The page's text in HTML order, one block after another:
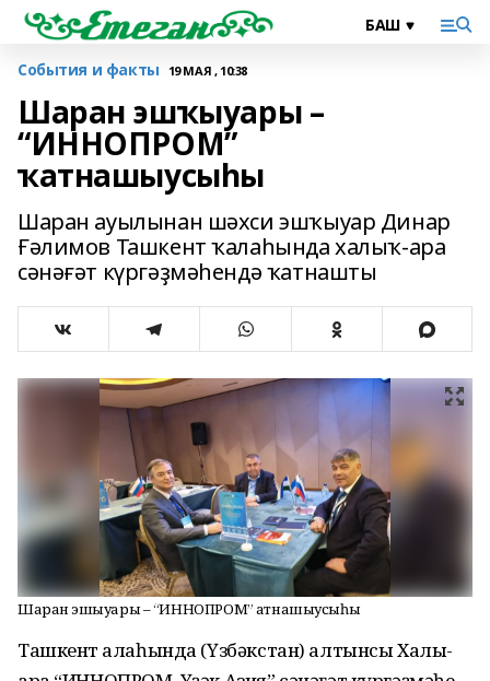
События и факты 19 МАЯ , 10:38
Шаран эшҡыуары –
“ИННОПРОМ”
ҡатнашыусыһы
Шаран ауылынан шәхси эшҡыуар Динар
Ғәлимов Ташкент ҡалаһында халыҡ-ара
сәнәғәт күргәҙмәһендә ҡатнашты
Шаран эшҡыуары – “ИННОПРОМ” ҡатнашыусыһы
Ташкент ҡалаһында (Үзбәкстан) алтынсы Халыҡ-